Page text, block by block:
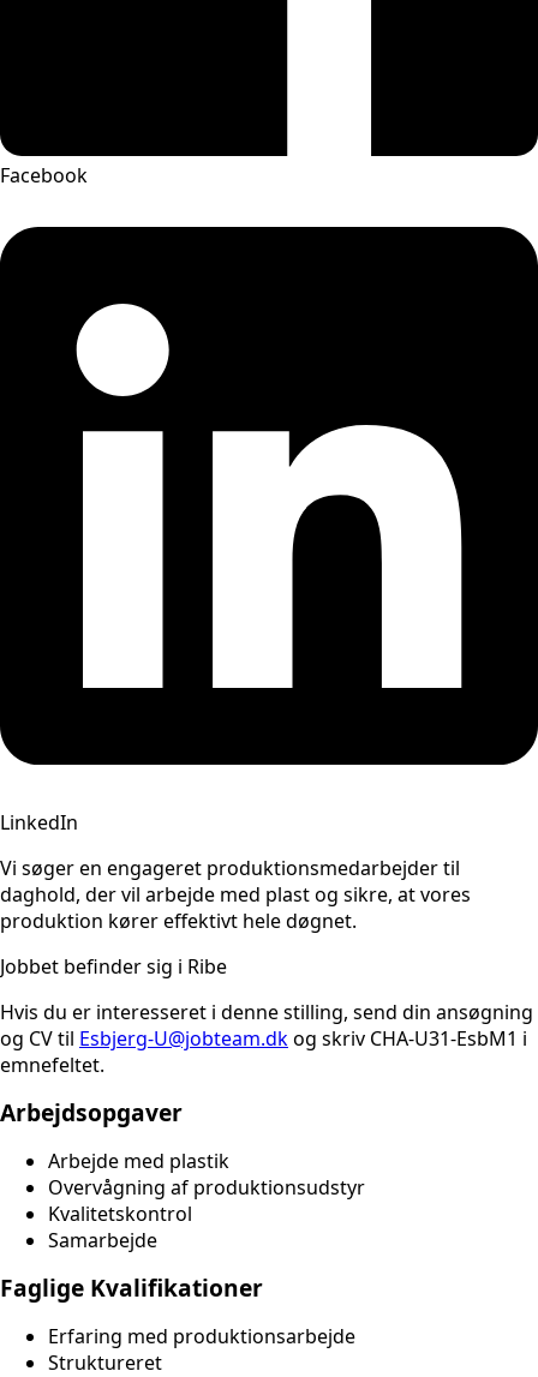
Facebook
LinkedIn
Vi søger en engageret produktionsmedarbejder til
daghold, der vil arbejde med plast og sikre, at vores
produktion kører effektivt hele døgnet.
Jobbet befinder sig i Ribe
Hvis du er interesseret i denne stilling, send din ansøgning
og CV til Esbjerg-U@jobteam.dkog skriv CHA-U31-EsbM1 i
emnefeltet.
Arbejdsopgaver
Arbejde med plastik
Overvågning af produktionsudstyr
Kvalitetskontrol
Samarbejde
Faglige Kvalifikationer
Erfaring med produktionsarbejde
Struktureret